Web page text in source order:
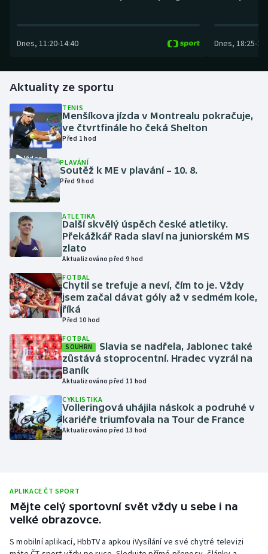
Dostihy
Florbal
Futsal
Golf
Gymnastika
Házená
Jezdectví
Judo
Krasobruslení
Lezení
Lyže a snowboard
Moderní pětiboj
Olympijské hry
Plážový volejbal
Dnes, 11:20-14:40 Dnes, 18:25-
Aktuality ze sportu
Video
TENIS
Menšíkova jízda v Montrealu pokračuje,
ve čtvrtfinále ho čeká Shelton
Před 1 hod
PLAVÁNÍ
Soutěž k ME v plavání – 10. 8.
Před 9 hod
ATLETIKA
Další skvělý úspěch české atletiky.
Překážkář Rada slaví na juniorském MS
zlato
Aktualizováno před 9 hod
FOTBAL
Chytil se trefuje a neví, čím to je. Vždy
jsem začal dávat góly až v sedmém kole,
říká
Před 10 hod
FOTBAL
SOUHRN
Slavia se nadřela, Jablonec také
zůstává stoprocentní. Hradec vyzrál na
Baník
Aktualizováno před 11 hod
CYKLISTIKA
Volleringová uhájila náskok a podruhé v
kariéře triumfovala na Tour de France
Aktualizováno před 13 hod
APLIKACE ČT SPORT
Mějte celý sportovní svět vždy u sebe i na
velké obrazovce.
S mobilní aplikací, HbbTV a apkou iVysílání ve své chytré televizi